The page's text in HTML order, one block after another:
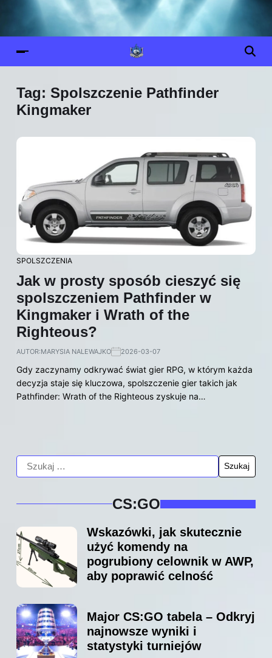
Tag: Spolszczenie Pathfinder
Kingmaker
SPOLSZCZENIA
Jak w prosty sposób cieszyć się
spolszczeniem Pathfinder w
Kingmaker i Wrath of the
Righteous?
AUTOR:MARYSIA NALEWAJKO 2026-03-07
Gdy zaczynamy odkrywać świat gier RPG, w którym każda
decyzja staje się kluczowa, spolszczenie gier takich jak
Pathfinder: Wrath of the Righteous zyskuje na…
CS:GO
Wskazówki, jak skutecznie
użyć komendy na
pogrubiony celownik w AWP,
aby poprawić celność
Major CS:GO tabela – Odkryj
najnowsze wyniki i
statystyki turniejów